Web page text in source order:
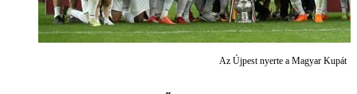
Az Újpest nyerte a Magyar Kupát